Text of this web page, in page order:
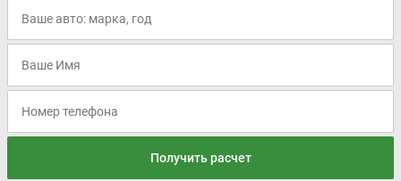
Получить расчет